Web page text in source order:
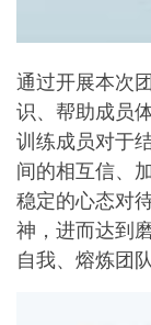
通过开展本次
识、帮助成员
训练成员对于
间的相互信、
稳定的心态对
神，进而达到
自我、熔炼团